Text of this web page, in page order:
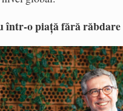
într-o piață fără răbdare